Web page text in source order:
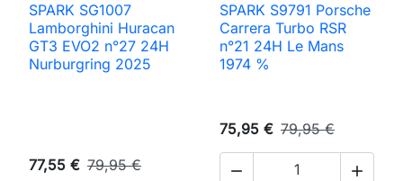
SPARK SG1007
Lamborghini Huracan
GT3 EVO2 n°27 24H
Nurburgring 2025
77,55 € 79,95 €
SPARK S9791 Porsche
Carrera Turbo RSR
n°21 24H Le Mans
1974 %
75,95 € 79,95 €
 